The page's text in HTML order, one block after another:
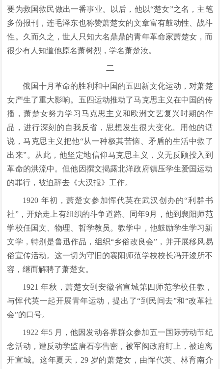
要为救国救民做出一番事业。以后，他以“楚女”之名，主笔
多份报刊，连毛泽东也称赞萧楚女的文章富有鼓动性、战斗
性。久而久之，世人只知大名鼎鼎的青年革命家萧楚女，而
很少有人知道他原名萧树烈，学名萧楚汝。
二
俄国十月革命的胜利和中国的五四新文化运动，对萧楚
女产生了重大影响。五四运动推动了马克思主义在中国的传
播，萧楚女努力学习马克思主义和欧洲文艺复兴时期的作
品，进行深刻的自我反省，思想发生很大变化。用他的话
说，马克思主义把他“从一种极其苦恼、矛盾的生活中救了
出来”。从此，他坚定地信仰马克思主义，义无反顾投入到
革命的洪流中。但他因撰文揭露北洋政府镇压学生爱国运动
的罪行，被迫辞去《大汉报》工作。
1920 年初，萧楚女参加恽代英在武汉创办的“利群书
社”，开始走上有组织的斗争道路。同年9月，他到襄阳师范
学校任国文、物理、哲学教员。教学中，他鼓励学生学习新
文学，特别是鲁迅作品，组织“乡俗改良会”，并开展移风易
俗宣传活动。这一切为守旧的襄阳师范学校校长冯开浚所不
容，继而解聘了萧楚女。
1921 年秋，萧楚女到安徽省宣城第四师范学校任教，
与恽代英一起开展青年运动，提出了“到民间去”和“改革社
会”的口号。
1922 年5 月，他因发动各界群众参加五一国际劳动节纪
念活动，遭反动学监唐石亭告密，被军阀政府盯上，被迫离
开宣城。这年夏天，29 岁的萧楚女，由恽代英、林育南介